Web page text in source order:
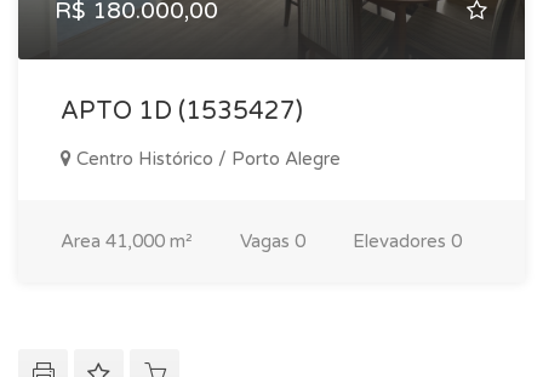
R$ 180.000,00
APTO 1D (1535427)
Centro Histórico / Porto Alegre
Area 41,000 m² Vagas 0 Elevadores 0